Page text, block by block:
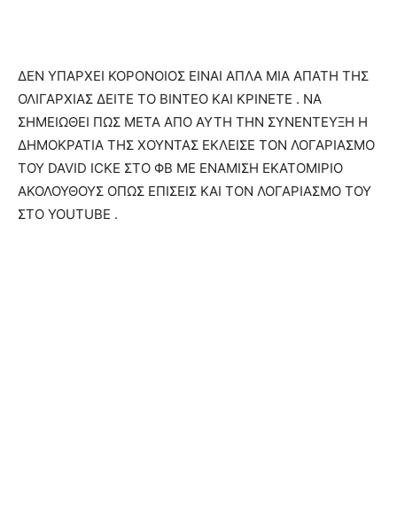
ΔΕΝ ΥΠΑΡΧΕΙ ΚΟΡΟΝΟΙΟΣ ΕΙΝΑΙ ΑΠΛΑ ΜΙΑ ΑΠΑΤΗ ΤΗΣ
ΟΛΙΓΑΡΧΙΑΣ ΔΕΙΤΕ ΤΟ ΒΙΝΤΕΟ ΚΑΙ ΚΡΙΝΕΤΕ . ΝΑ
ΣΗΜΕΙΩΘΕΙ ΠΩΣ ΜΕΤΑ ΑΠΟ ΑΥΤΗ ΤΗΝ ΣΥΝΕΝΤΕΥΞΗ Η
ΔΗΜΟΚΡΑΤΙΑ ΤΗΣ ΧΟΥΝΤΑΣ ΕΚΛΕΙΣΕ ΤΟΝ ΛΟΓΑΡΙΑΣΜΟ
ΤΟΥ DAVID ICKE ΣΤΟ ΦΒ ΜΕ ΕΝΑΜΙΣΗ ΕΚΑΤΟΜΙΡΙΟ
ΑΚΟΛΟΥΘΟΥΣ ΟΠΩΣ ΕΠΙΣΕΙΣ ΚΑΙ ΤΟΝ ΛΟΓΑΡΙΑΣΜΟ ΤΟΥ
ΣΤΟ YOUTUBE .